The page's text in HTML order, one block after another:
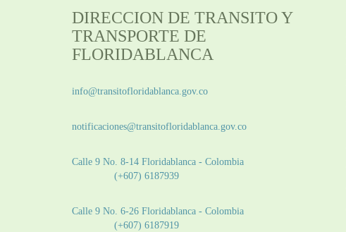
DIRECCION DE TRANSITO Y
TRANSPORTE DE
FLORIDABLANCA
info@transitofloridablanca.gov.co
notificaciones@transitofloridablanca.gov.co
Calle 9 No. 8-14 Floridablanca - Colombia
(+607) 6187939
Calle 9 No. 6-26 Floridablanca - Colombia
(+607) 6187919